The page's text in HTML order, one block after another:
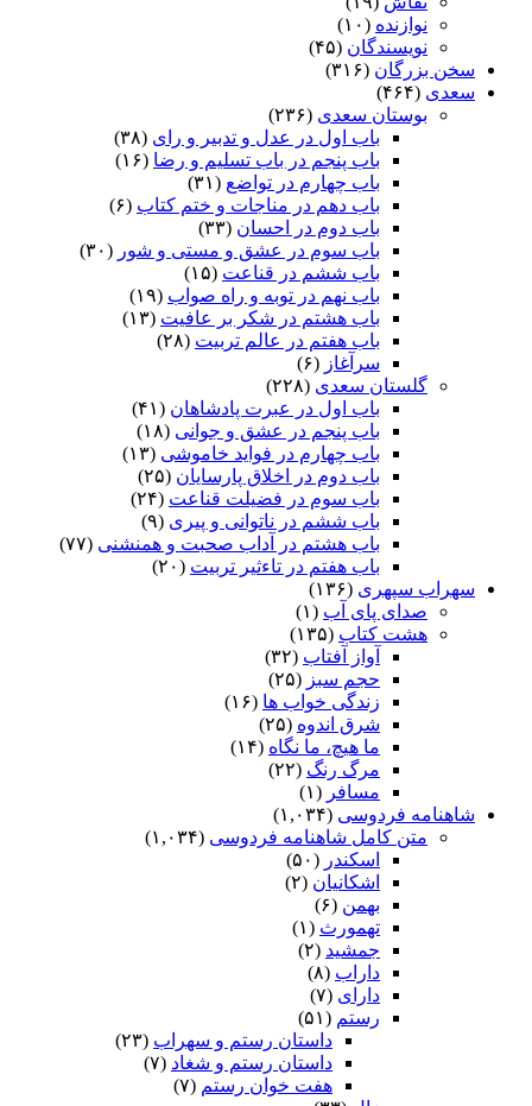
نوازنده (۱۰)
نویسندگان (۴۵)
سخن بزرگان (۳۱۶)
سعدی (۴۶۴)
بوستان سعدی (۲۳۶)
باب اول در عدل و تدبیر و رای (۳۸)
باب پنجم در باب تسلیم و رضا (۱۶)
باب چهارم در تواضع (۳۱)
باب دهم در مناجات و ختم کتاب (۶)
باب دوم در احسان (۳۳)
باب سوم در عشق و مستی و شور (۳۰)
باب ششم در قناعت (۱۵)
باب نهم در توبه و راه صواب (۱۹)
باب هشتم در شکر بر عافیت (۱۳)
باب هفتم در عالم تربیت (۲۸)
سرآغاز (۶)
گلستان سعدی (۲۲۸)
باب اول در عبرت پادشاهان (۴۱)
باب پنجم در عشق و جوانى (۱۸)
باب چهارم در فواید خاموشى (۱۳)
باب دوم در اخلاق پارسایان (۲۵)
باب سوم در فضیلت قناعت (۲۴)
باب ششم در ناتوانى و پیرى (۹)
باب هشتم در آداب صحبت و همنشنى (۷۷)
باب هفتم در تاءثیر تربیت (۲۰)
سهراب سپهری (۱۳۶)
صدای پای آب (۱)
هشت کتاب (۱۳۵)
آواز آفتاب (۳۲)
حجم سبز (۲۵)
زندگی خواب ها (۱۶)
شرق اندوه (۲۵)
ما هیچ، ما نگاه (۱۴)
مرگ رنگ (۲۲)
مسافر (۱)
شاهنامه فردوسی (۱,۰۳۴)
متن کامل شاهنامه فردوسی (۱,۰۳۴)
اسکندر (۵۰)
اشکانیان (۲)
بهمن (۶)
تهمورث (۱)
جمشید (۲)
داراب (۸)
دارای (۷)
رستم (۵۱)
داستان رستم و سهراب (۲۳)
داستان رستم و شغاد (۷)
هفت خوان رستم‏ (۷)